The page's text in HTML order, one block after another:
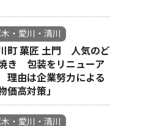
・愛川・清川
町 菓匠 土門 人気のど
き 包装をリニューア
由は企業努力による
価高対策」
・愛川・清川